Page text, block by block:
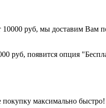
10000 руб, мы доставим Вам
руб, появится опция
максимально быстро!